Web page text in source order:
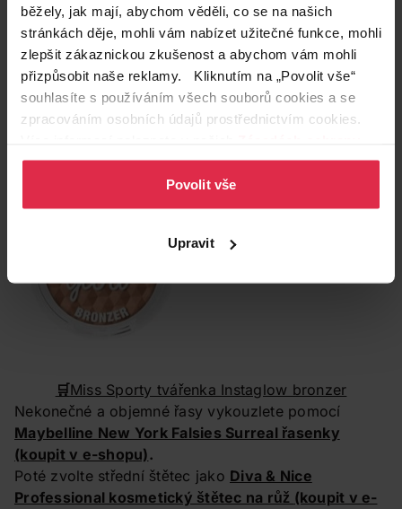
běžely, jak mají, abychom věděli, co se na našich
stránkách děje, mohli vám nabízet užitečné funkce, mohli
zlepšit zákaznickou zkušenost a abychom vám mohli
přizpůsobit naše reklamy. Kliknutím na „Povolit vše“
souhlasíte s používáním všech souborů cookies a se
zpracováním osobních údajů prostřednictvím cookies.
osobních údajů.
Povolit vše
Upravit
🛒Miss Sporty tvářenka Instaglow bronzer
Nekonečné a objemné řasy vykouzlete pomocí
Maybelline New York Falsies Surreal řasenky
(koupit v e-shopu).
Poté zvolte střední štětec jako Diva & Nice
Professional kosmetický štětec na růž (koupit v e-